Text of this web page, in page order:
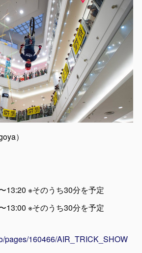
）
13:20 ※そのうち30分を予定
13:00 ※そのうち30分を予定
pages/160466/AIR_TRICK_SHOW